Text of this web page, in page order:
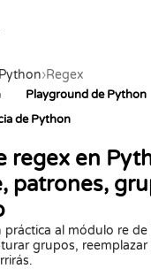
Python›Regex
Playground de Python
de Python
regex en
patrones,
al módulo re
grupos,